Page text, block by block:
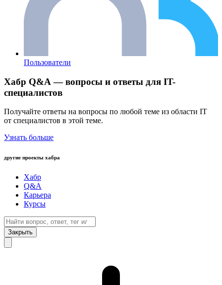
Пользователи
Хабр Q&A — вопросы и ответы для IT-
специалистов
Получайте ответы на вопросы по любой теме из области IT
от специалистов в этой теме.
Узнать больше
другие проекты хабра
Хабр
Q&A
Карьера
Курсы
Закрыть